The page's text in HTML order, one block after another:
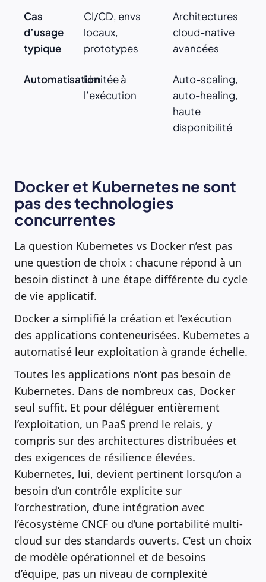
Cas
d’usage
typique
CI/CD, envs
locaux,
prototypes
Architectures
cloud-native
avancées
AutomatisationLimitée à
l’exécution
Auto-scaling,
auto-healing,
haute
disponibilité
Docker et Kubernetes ne sont
pas des technologies
concurrentes
La question Kubernetes vs Docker n’est pas
une question de choix : chacune répond à un
besoin distinct à une étape différente du cycle
de vie applicatif.
Docker a simplifié la création et l’exécution
des applications conteneurisées. Kubernetes a
automatisé leur exploitation à grande échelle.
Toutes les applications n’ont pas besoin de
Kubernetes. Dans de nombreux cas, Docker
seul suffit. Et pour déléguer entièrement
l’exploitation, un PaaS prend le relais, y
compris sur des architectures distribuées et
des exigences de résilience élevées.
Kubernetes, lui, devient pertinent lorsqu’on a
besoin d’un contrôle explicite sur
l’orchestration, d’une intégration avec
l’écosystème CNCF ou d’une portabilité multi-
cloud sur des standards ouverts. C’est un choix
de modèle opérationnel et de besoins
d’équipe, pas un niveau de complexité